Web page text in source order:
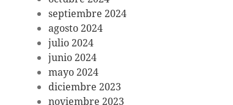
septiembre 2024
agosto 2024
julio 2024
junio 2024
mayo 2024
diciembre 2023
noviembre 2023